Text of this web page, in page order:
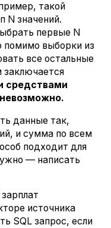
такой
N значений.
первые N
помимо выборки из
все остальные
заключается
средствами
данные так,
и сумма по всем
подходит для
— написать
источника
SQL запрос, если